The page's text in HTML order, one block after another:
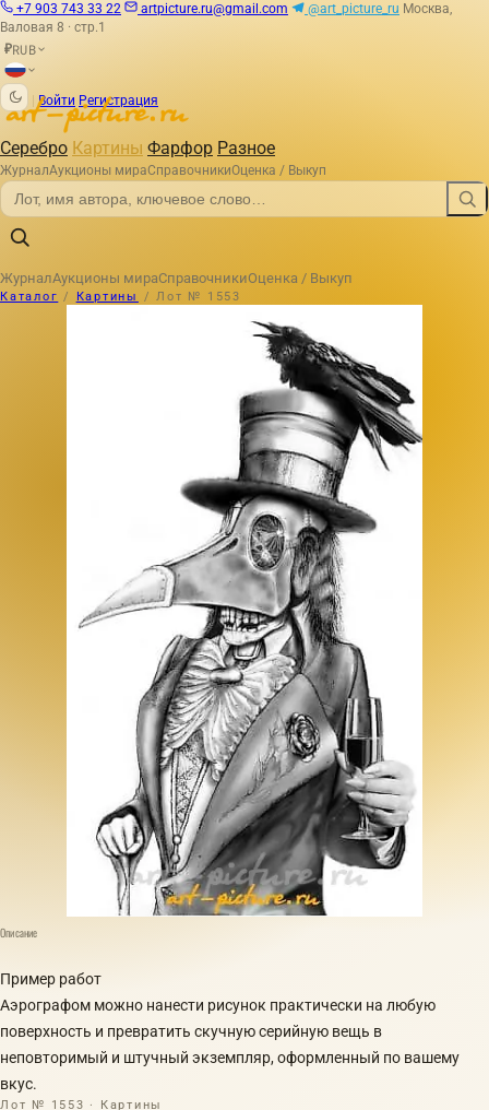
+7 903 743 33 22 artpicture.ru@gmail.com @art_picture_ru Москва,
Валовая 8 · стр.1
₽RUB
Войти Регистрация
Серебро Картины Фарфор Разное
ЖурналАукционы мираСправочникиОценка / Выкуп
ЖурналАукционы мираСправочникиОценка / Выкуп
Каталог / Картины / Лот № 1553
Описание
Пример работ
Аэрографом можно нанести рисунок практически на любую
поверхность и превратить скучную серийную вещь в
неповторимый и штучный экземпляр, оформленный по вашему
вкус.
Лот № 1553 · Картины